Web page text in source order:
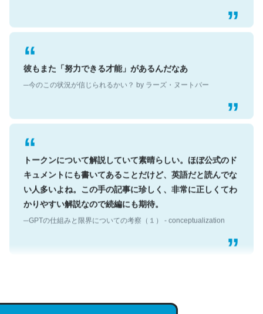
彼もまた「努力できる才能」があるんだなあ
トークンについて解説していて素晴らしい。ほぼ公式のド
キュメントにも書いてあることだけど、英語だと読んでな
い人多いよね。この手の記事に珍しく、非常に正しくてわ
かりやすい解説なので続編にも期待。
─GPTの仕組みと限界についての考察（１） - conceptualization
説してる記事が少ないので貴重な良記事。/続編来た